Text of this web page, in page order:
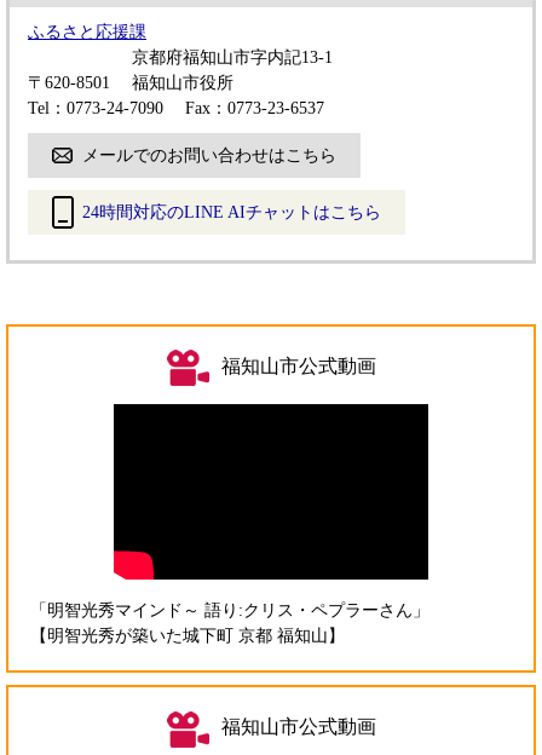
ふるさと応援課
〒620-8501
京都府福知山市字内記13-1
福知山市役所
Tel：0773-24-7090
Fax：0773-23-6537
メールでのお問い合わせはこちら
24時間対応のLINE AIチャットはこちら
リ
福知山市公式動画
「明智光秀マインド～ 語り:クリス・ペプラーさん」
【明智光秀が築いた城下町 京都 福知山】
福知山市公式動画